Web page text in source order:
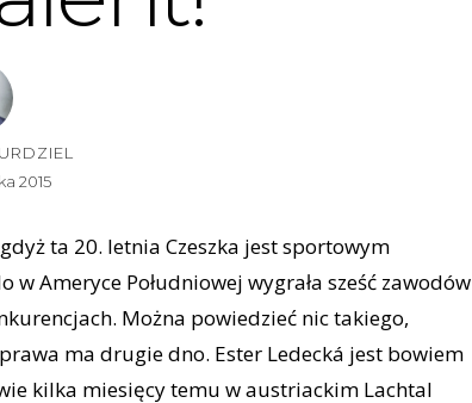
2015
ta 20. letnia Czeszka jest sportowym
Ameryce Południowej wygrała sześć zawodów
Można powiedzieć nic takiego,
ma drugie dno. Ester Ledecká jest bowiem
kilka miesięcy temu w austriackim Lachtal